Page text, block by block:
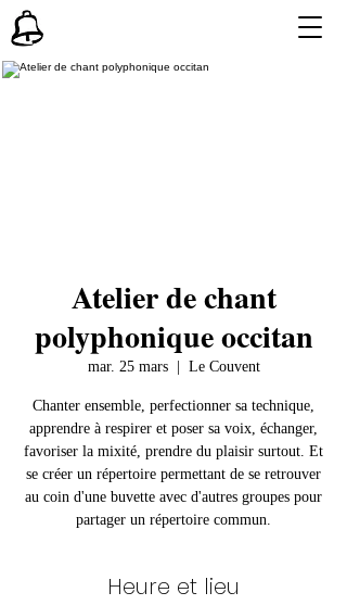
Atelier de chant
polyphonique occitan
mar. 25 mars
  |
Le Couvent
Chanter ensemble, perfectionner sa technique,
apprendre à respirer et poser sa voix, échanger,
favoriser la mixité, prendre du plaisir surtout. Et
se créer un répertoire permettant de se retrouver
au coin d'une buvette avec d'autres groupes pour
partager un répertoire commun.
Heure et lieu